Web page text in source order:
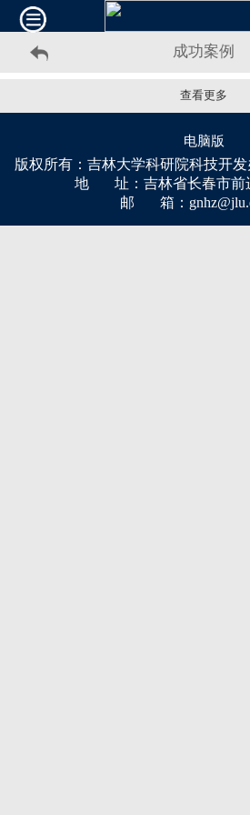
成功案例
查看更多
电脑版
版权所有：吉林大学科研院科技开发
地 址：吉林省长春市前
邮 箱：